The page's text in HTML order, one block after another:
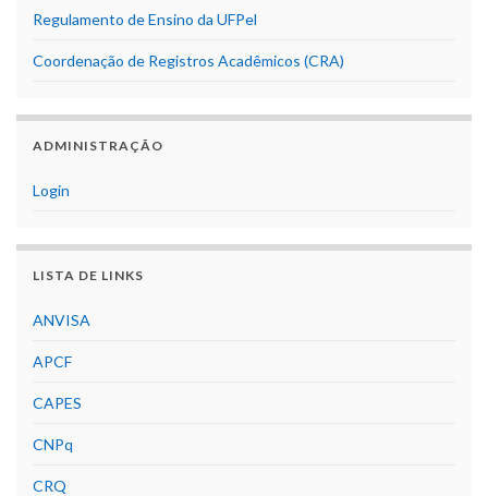
Regulamento de Ensino da UFPel
Coordenação de Registros Acadêmicos (CRA)
ADMINISTRAÇÃO
Login
LISTA DE LINKS
ANVISA
APCF
CAPES
CNPq
CRQ